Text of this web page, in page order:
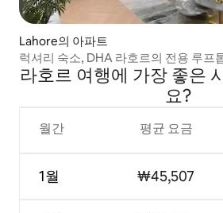
Lahore의 아파트
럭셔리 숙소, DHA 라호르의 전용 루프
라호르 여행에 가장 좋은
요?
월간
1월
평균 요금
₩45,507